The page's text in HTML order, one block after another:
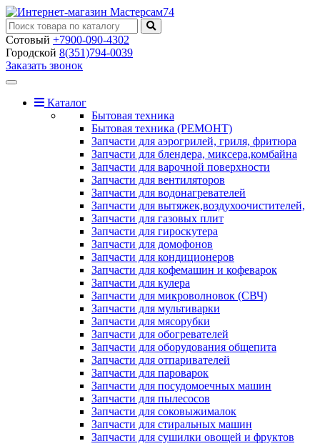
Сотовый +7900-090-4302
Городской 8(351)794-0039
Заказать звонок
Toggle
navigationКаталог
Бытовая техника
Бытовая техника (РЕМОНТ)
Запчасти для аэрогрилей, гриля, фритюра
Запчасти для блендера, миксера,комбайна
Запчасти для варочной поверхности
Запчасти для вентиляторов
Запчасти для водонагревателей
Запчасти для вытяжек,воздухоочистителей,
Запчасти для газовых плит
Запчасти для гироскутера
Запчасти для домофонов
Запчасти для кондиционеров
Запчасти для кофемашин и кофеварок
Запчасти для кулера
Запчасти для микроволновок (СВЧ)
Запчасти для мультиварки
Запчасти для мясорубки
Запчасти для обогревателей
Запчасти для оборудования общепита
Запчасти для отпаривателей
Запчасти для пароварок
Запчасти для посудомоечных машин
Запчасти для пылесосов
Запчасти для соковыжималок
Запчасти для стиральных машин
Запчасти для сушилки овощей и фруктов